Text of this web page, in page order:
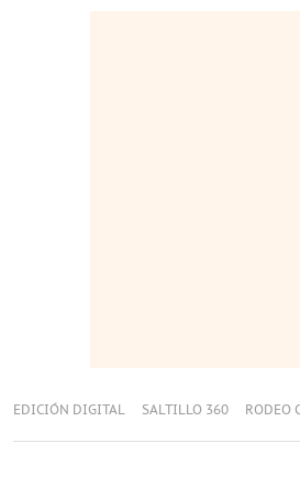
EDICIÓN DIGITAL SALTILLO 360 RODEO